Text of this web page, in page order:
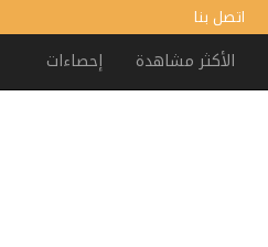
اتصل بنا
الأكثر مشاهدة إحصاءات